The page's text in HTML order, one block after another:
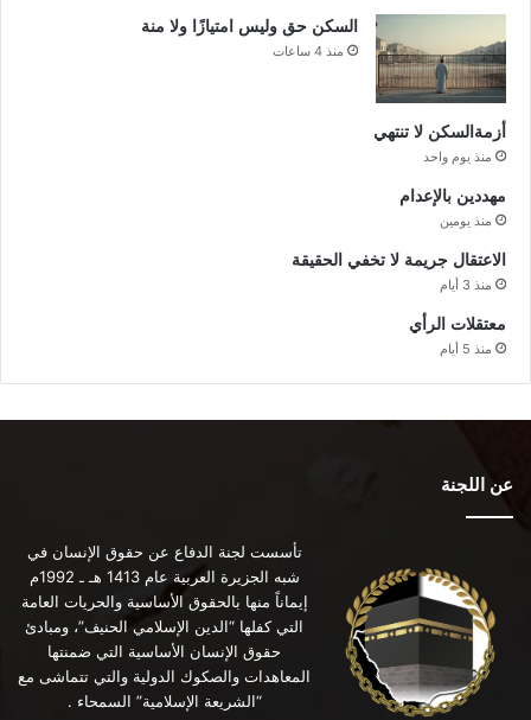
السكن حق وليس امتيازًا ولا منة
منذ 4 ساعات
أزمةالسكن لا تنتهي
منذ يوم واحد
مهددين بالإعدام
منذ يومين
الاعتقال جريمة لا تخفي الحقيقة
منذ 3 أيام
معتقلات الرأي
منذ 5 أيام
عن اللجنة
تأسست لجنة الدفاع عن حقوق الإنسان في
شبه الجزيرة العربية عام 1413 هـ ـ 1992م
إيماناً منها بالحقوق الأساسية والحريات العامة
التي كفلها “الدين الإسلامي الحنيف”، ومبادئ
حقوق الإنسان الأساسية التي ضمنتها
المعاهدات والصكوك الدولية والتي تتماشى مع
“الشريعة الإسلامية” السمحاء .